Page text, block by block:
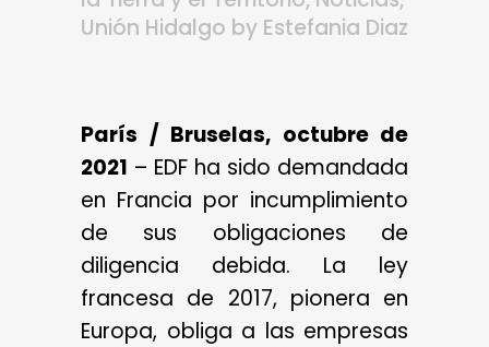
Unión Hidalgo by Estefania Diaz
París / Bruselas, octubre de
2021 – EDF ha sido demandada
en Francia por incumplimiento
de sus obligaciones de
diligencia debida. La ley
francesa de 2017, pionera en
Europa, obliga a las empresas